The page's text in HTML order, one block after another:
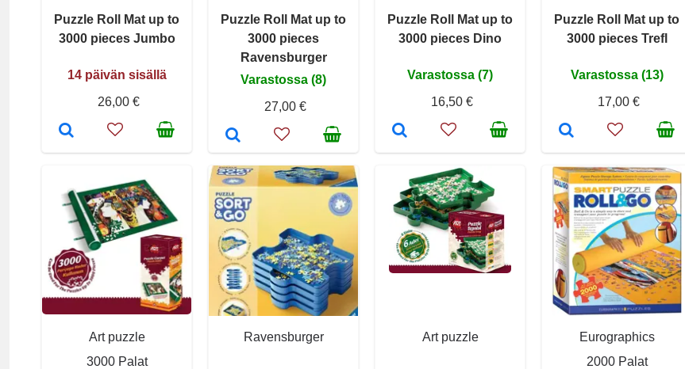
Puzzle Roll Mat up to
3000 pieces Jumbo
14 päivän sisällä
26,00 €
Puzzle Roll Mat up to
3000 pieces
Ravensburger
Varastossa (8)
27,00 €
Puzzle Roll Mat up to
3000 pieces Dino
Varastossa (7)
16,50 €
Puzzle Roll Mat up to
3000 pieces Trefl
Varastossa (13)
17,00 €
Art puzzle
3000 Palat
Ravensburger Art puzzle
Eurographics
2000 Palat